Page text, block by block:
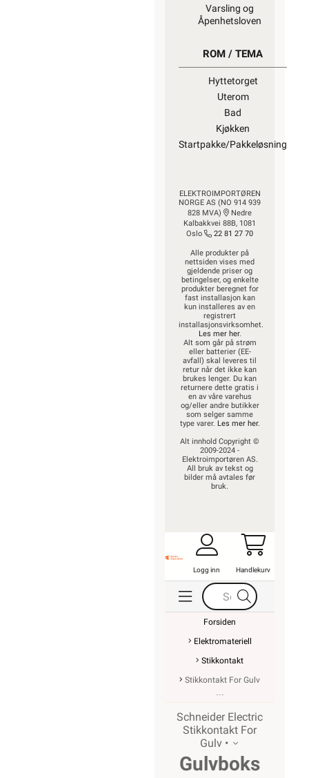
Varsling og
Åpenhetsloven
ROM / TEMA
Hyttetorget
Uterom
Bad
Kjøkken
Startpakke/Pakkeløsning
ELEKTROIMPORTØREN
NORGE AS (NO 914 939
828 MVA)
Nedre
Kalbakkvei 88B, 1081
Oslo
22 81 27 70
Alle produkter på
nettsiden vises med
gjeldende priser og
betingelser, og enkelte
produkter beregnet for
fast installasjon kan
kun installeres av en
registrert
installasjonsvirksomhet.
Les mer her.
Alt som går på strøm
eller batterier (EE-
avfall) skal leveres til
retur når det ikke kan
brukes lenger. Du kan
returnere dette gratis i
en av våre varehus
og/eller andre butikker
som selger samme
type varer. Les mer her.
Alt innhold Copyright ©
2009-2024 -
Elektroimportøren AS.
All bruk av tekst og
bilder må avtales før
bruk.
Logg inn Handlekurv
Forsiden
Elektromateriell
Stikkontakt
Stikkontakt For Gulv
Schneider Electric
Stikkontakt For
Gulv •
Gulvboks